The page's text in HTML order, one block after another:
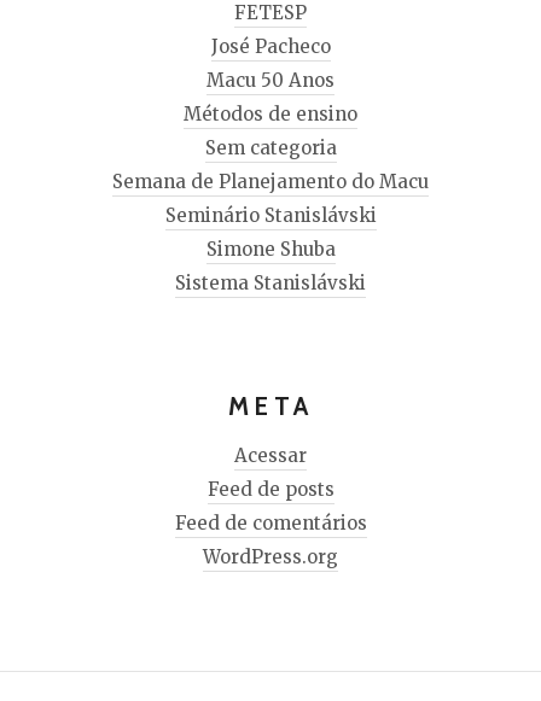
FETESP
José Pacheco
Macu 50 Anos
Métodos de ensino
Sem categoria
Semana de Planejamento do Macu
Seminário Stanislávski
Simone Shuba
Sistema Stanislávski
META
Acessar
Feed de posts
Feed de comentários
WordPress.org